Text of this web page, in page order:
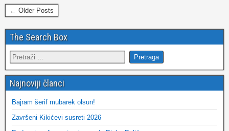
← Older Posts
The Search Box
Najnoviji članci
Bajram šerif mubarek olsun!
Završeni Kikićevi susreti 2026